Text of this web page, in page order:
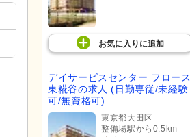
お気に入り に追加
デイサービスセンター フロース
東糀谷の求人 (日勤専従/未経験
可/無資格可)
東京都大田区
整備場駅から0.5km